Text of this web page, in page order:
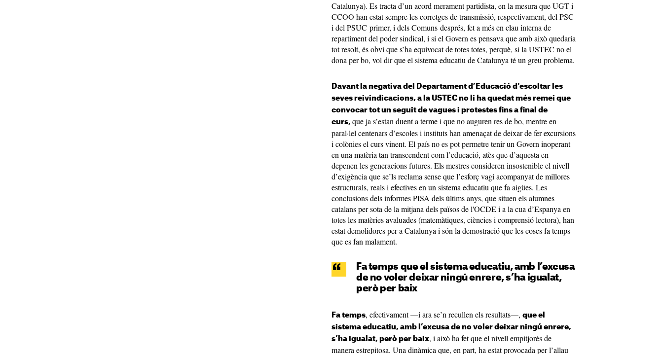
Catalunya). Es tracta d’un acord merament partidista, en la mesura que UGT i
CCOO han estat sempre les corretges de transmissió, respectivament, del PSC
i del PSUC primer, i dels Comuns després, fet a més en clau interna de
repartiment del poder sindical, i si el Govern es pensava que amb això quedaria
tot resolt, és obvi que s’ha equivocat de totes totes, perquè, si la USTEC no el
dona per bo, vol dir que el sistema educatiu de Catalunya té un greu problema.
Davant la negativa del Departament d’Educació d'escoltar les
seves reivindicacions, a la USTEC no li ha quedat més remei que
convocar tot un seguit de vagues i protestes fins a final de
curs, que ja s’estan duent a terme i que no auguren res de bo, mentre en
paral·lel centenars d’escoles i instituts han amenaçat de deixar de fer excursions
i colònies el curs vinent. El país no es pot permetre tenir un Govern inoperant
en una matèria tan transcendent com l’educació, atès que d’aquesta en
depenen les generacions futures. Els mestres consideren insostenible el nivell
d’exigència que se’ls reclama sense que l’esforç vagi acompanyat de millores
estructurals, reals i efectives en un sistema educatiu que fa aigües. Les
conclusions dels informes PISA dels últims anys, que situen els alumnes
catalans per sota de la mitjana dels països de l'OCDE i a la cua d’Espanya en
totes les matèries avaluades (matemàtiques, ciències i comprensió lectora), han
estat demolidores per a Catalunya i són la demostració que les coses fa temps
que es fan malament.
Fa temps que el sistema educatiu, amb l’excusa
de no voler deixar ningú enrere, s’ha igualat,
però per baix
Fa temps, efectivament —i ara se’n recullen els resultats—, que el
sistema educatiu, amb l’excusa de no voler deixar ningú enrere,
s’ha igualat, però per baix, i això ha fet que el nivell empitjorés de
manera estrepitosa. Una dinàmica que, en part, ha estat provocada per l’allau